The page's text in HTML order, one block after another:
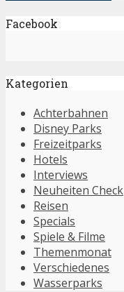
Facebook
Kategorien
Achterbahnen
Disney Parks
Freizeitparks
Hotels
Interviews
Neuheiten Check
Reisen
Specials
Spiele & Filme
Themenmonat
Verschiedenes
Wasserparks